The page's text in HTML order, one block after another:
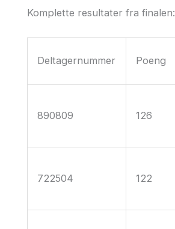
Komplette resultater fra finalen:
Deltagernummer Poeng
890809 126
722504 122